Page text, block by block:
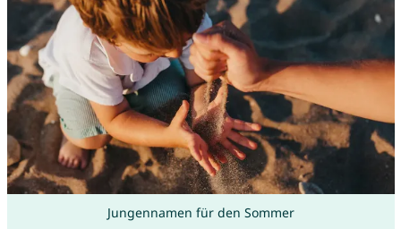
Jungennamen für den Sommer